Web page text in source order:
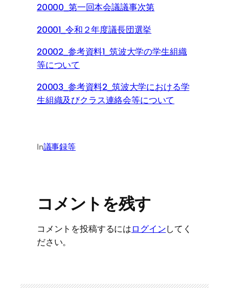
20000_第一回本会議議事次第
20001_令和２年度議長団選挙
20002_参考資料1_筑波大学の学生組織
等について
20003_参考資料2_筑波大学における学
生組織及びクラス連絡会等について
In議事録等
コメントを残す
コメントを投稿するにはログインしてく
ださい。